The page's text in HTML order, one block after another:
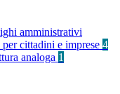
amministrativi
cittadini e imprese 4
analoga 1